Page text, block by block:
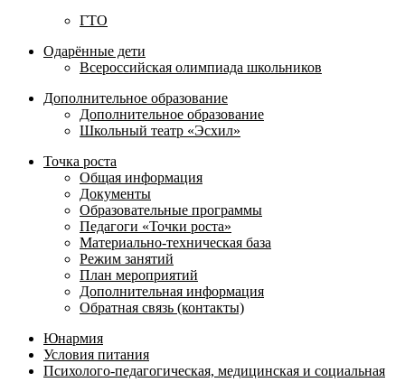
ГТО
Одарённые дети
Всероссийская олимпиада школьников
Дополнительное образование
Дополнительное образование
Школьный театр «Эсхил»
Точка роста
Общая информация
Документы
Образовательные программы
Педагоги «Точки роста»
Материально-техническая база
Режим занятий
План мероприятий
Дополнительная информация
Обратная связь (контакты)
Юнармия
Условия питания
Психолого-педагогическая, медицинская и социальная